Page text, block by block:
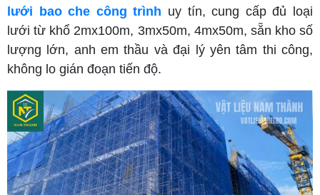
lưới bao che công trình uy tín, cung cấp đủ loại
lưới từ khổ 2mx100m, 3mx50m, 4mx50m, sẵn kho số
lượng lớn, anh em thầu và đại lý yên tâm thi công,
không lo gián đoạn tiến độ.